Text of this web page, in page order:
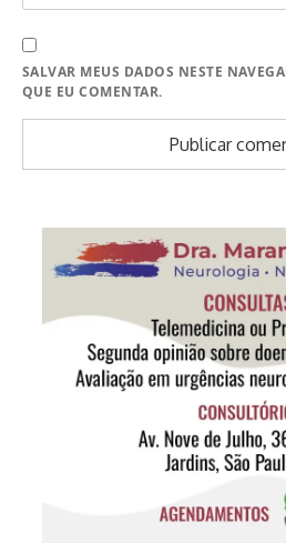
SALVAR MEUS DADOS NESTE
QUE EU COMENTAR.